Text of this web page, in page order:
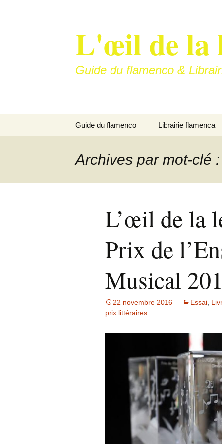
L'œil de la
Guide du flamenco &
Guide du flamenco Librairie flamenca
Archives par mot-clé
L’œil de la
Prix de
Musical
22 novembre 2016 Essai
prix littéraires